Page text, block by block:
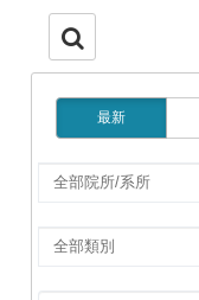
最新
選
所/
選